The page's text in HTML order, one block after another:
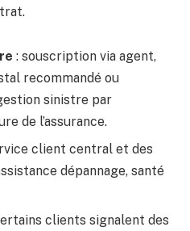
: souscription via agent,
recommandé ou
sinistre par
de l’assurance.
client central et des
dépannage, santé
clients signalent des